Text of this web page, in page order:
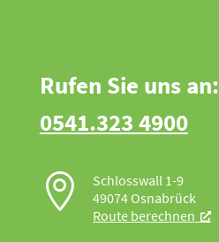
Rufen Sie uns an:
0541.323 4900

Schlosswall 1-9
49074 Osnabrück
Route berechnen